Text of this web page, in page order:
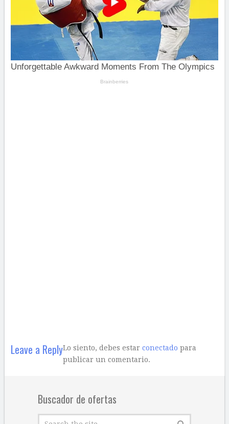
Leave a ReplyLo siento, debes estar conectado para
publicar un comentario.
Buscador de ofertas